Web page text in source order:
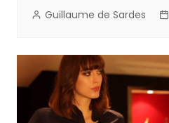
Guillaume de Sardes